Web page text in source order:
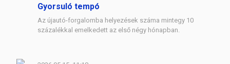
Gyorsuló tempó
Az újautó-forgalomba helyezések száma mintegy 10
százalékkal emelkedett az első négy hónapban.